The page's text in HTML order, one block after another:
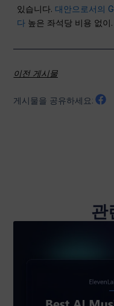
있습니다. 대안으로서의
다 높은 좌석당 비용 없이.
이전 게시물
게시물을 공유하세요:
관